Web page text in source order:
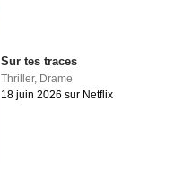
Sur tes traces
Thriller, Drame
18 juin 2026 sur Netflix